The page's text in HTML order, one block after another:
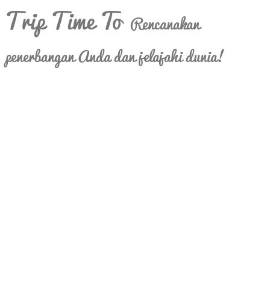
Trip Time To Rencanakan
penerbangan Anda dan jelajahi dunia!